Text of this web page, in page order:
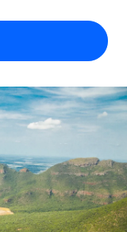
급여 솔루션
요 시간 확인